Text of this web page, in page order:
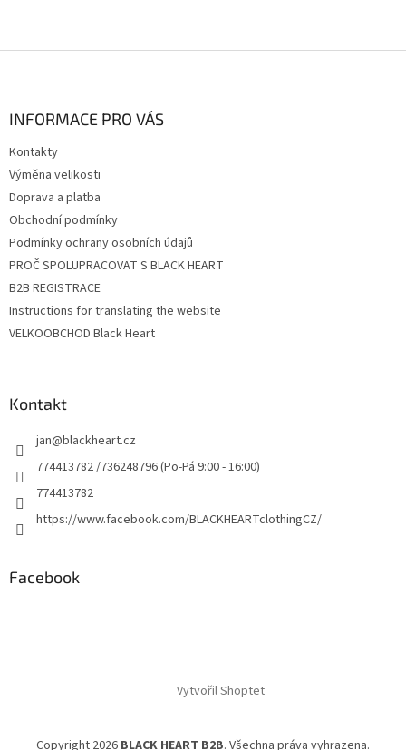
INFORMACE PRO VÁS
Kontakty
Výměna velikosti
Doprava a platba
Obchodní podmínky
Podmínky ochrany osobních údajů
PROČ SPOLUPRACOVAT S BLACK HEART
B2B REGISTRACE
Instructions for translating the website
VELKOOBCHOD Black Heart
Kontakt
jan@blackheart.cz
774413782 /736248796 (Po-Pá 9:00 - 16:00)
774413782
https://www.facebook.com/BLACKHEARTclothingCZ/
Facebook
Vytvořil Shoptet
Copyright 2026 BLACK HEART B2B. Všechna práva vyhrazena.